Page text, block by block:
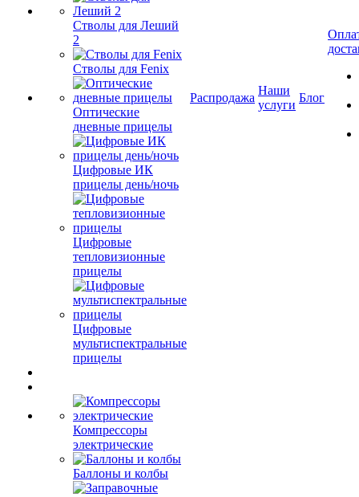
Стволы для Леший
2
Стволы для Fenix
Оптические
дневные прицелы
Цифровые ИК
прицелы день/ночь
Цифровые
тепловизионные
прицелы
Цифровые
мультиспектральные
прицелы
Компрессоры
электрические
Баллоны и колбы
Распродажа
Наши
услуги
Блог